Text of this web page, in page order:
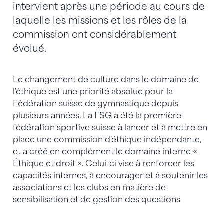
intervient après une période au cours de
laquelle les missions et les rôles de la
commission ont considérablement
évolué.
Le changement de culture dans le domaine de
l'éthique est une priorité absolue pour la
Fédération suisse de gymnastique depuis
plusieurs années. La FSG a été la première
fédération sportive suisse à lancer et à mettre en
place une commission d'éthique indépendante,
et a créé en complément le domaine interne «
Éthique et droit ». Celui-ci vise à renforcer les
capacités internes, à encourager et à soutenir les
associations et les clubs en matière de
sensibilisation et de gestion des questions